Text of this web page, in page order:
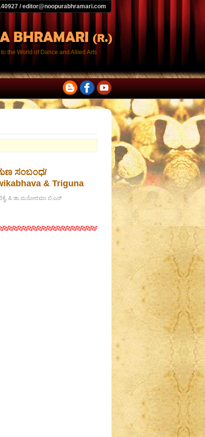
/ editor@noopurabhramari.com
the World of Dance and Allied Arts
ಸಂಬಂಧ/
& Triguna
& ಡಾ.ಮನೋರಮಾ ಬಿ.ಎನ್